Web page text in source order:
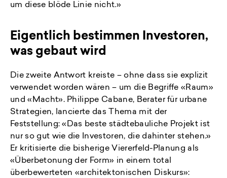
um diese blöde Linie nicht.»
Eigentlich bestimmen Investoren,
was gebaut wird
Die zweite Antwort kreiste – ohne dass sie explizit
verwendet worden wären – um die Begriffe «Raum»
und «Macht». Philippe Cabane, Berater für urbane
Strategien, lancierte das Thema mit der
Feststellung: «Das beste städtebauliche Projekt ist
nur so gut wie die Investoren, die dahinter stehen.»
Er kritisierte die bisherige Viererfeld-Planung als
«Überbetonung der Form» in einem total
überbewerteten «architektonischen Diskurs»: